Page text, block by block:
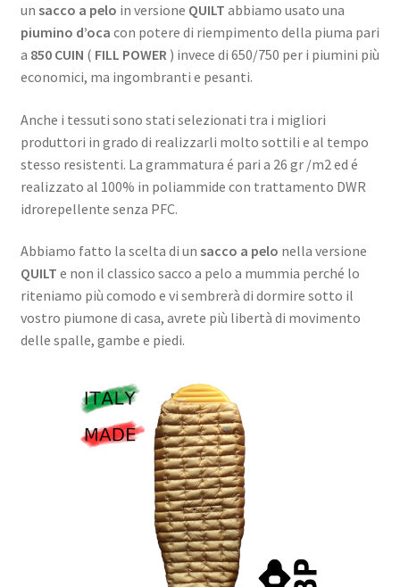
un sacco a pelo in versione QUILT abbiamo usato una
piumino d’oca con potere di riempimento della piuma pari
a 850 CUIN ( FILL POWER ) invece di 650/750 per i piumini più
economici, ma ingombranti e pesanti.
Anche i tessuti sono stati selezionati tra i migliori
produttori in grado di realizzarli molto sottili e al tempo
stesso resistenti. La grammatura é pari a 26 gr /m2 ed é
realizzato al 100% in poliammide con trattamento DWR
idrorepellente senza PFC.
Abbiamo fatto la scelta di un sacco a pelo nella versione
QUILT e non il classico sacco a pelo a mummia perché lo
riteniamo più comodo e vi sembrerà di dormire sotto il
vostro piumone di casa, avrete più libertà di movimento
delle spalle, gambe e piedi.